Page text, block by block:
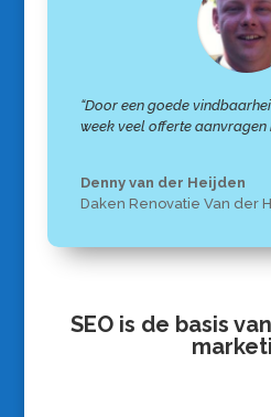
“Door een goede
week veel offerte aanvragen
Denny van der Heijden
Daken Renovatie Van der
SEO is de basis